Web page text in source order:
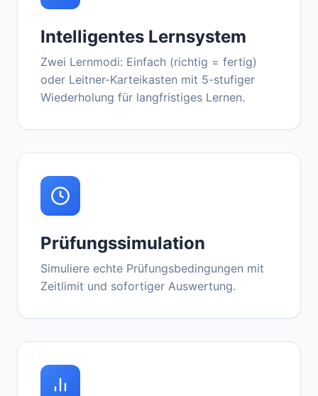
Intelligentes Lernsystem
Zwei Lernmodi: Einfach (richtig = fertig)
oder Leitner-Karteikasten mit 5-stufiger
Wiederholung für langfristiges Lernen.
Prüfungssimulation
Simuliere echte Prüfungsbedingungen mit
Zeitlimit und sofortiger Auswertung.